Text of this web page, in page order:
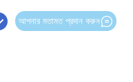
আপনার মতামত প্রদান করুন